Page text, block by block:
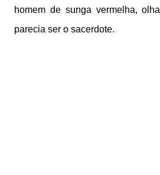
homem de sunga vermelha,
parecia ser o sacerdote.